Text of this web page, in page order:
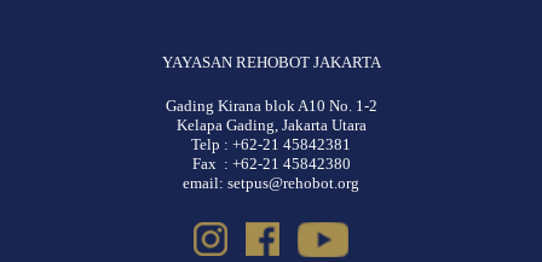
YAYASAN REHOBOT JAKARTA
Gading Kirana blok A10 No. 1-2
Kelapa Gading, Jakarta Utara
Telp : +62-21 45842381
Fax : +62-21 45842380
email: setpus@rehobot.org